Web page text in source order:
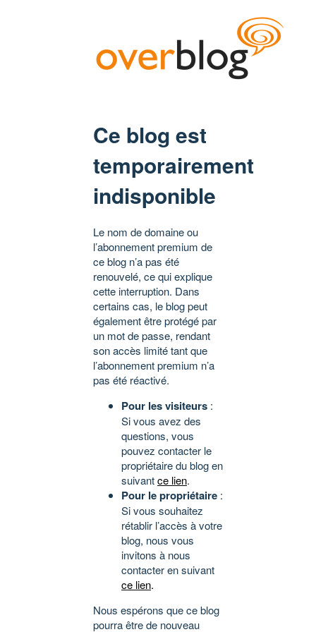
Ce blog est
temporairement
indisponible
Le nom de domaine ou
l’abonnement premium de
ce blog n’a pas été
renouvelé, ce qui explique
cette interruption. Dans
certains cas, le blog peut
également être protégé par
un mot de passe, rendant
son accès limité tant que
l’abonnement premium n’a
pas été réactivé.
Pour les visiteurs :
Si vous avez des
questions, vous
pouvez contacter le
propriétaire du blog en
suivantce lien.
Pour le propriétaire :
Si vous souhaitez
rétablir l’accès à votre
blog, nous vous
invitons à nous
contacter en suivant
ce lien.
Nous espérons que ce blog
pourra être de nouveau